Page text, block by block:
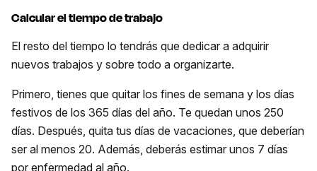
Calcular el tiempo de trabajo
El resto del tiempo lo tendrás que dedicar a adquirir
nuevos trabajos y sobre todo a organizarte.
Primero, tienes que quitar los fines de semana y los días
festivos de los 365 días del año. Te quedan unos 250
días. Después, quita tus días de vacaciones, que deberían
ser al menos 20. Además, deberás estimar unos 7 días
por enfermedad al año.